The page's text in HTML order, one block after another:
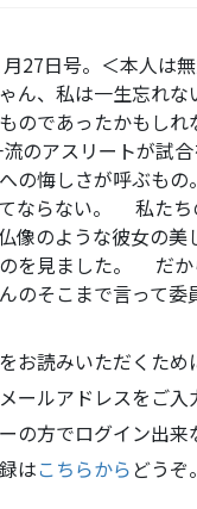
27日号。＜本人は
ん、私は一生忘れ
のであったかもし
アスリートが試合
の悔しさが呼ぶも
ならない。 私たち
像のような彼女の
を見ました。 だか
のそこまで言って
お読みいただくた
ールアドレスをご入
の方でログイン出来
はこちらから どうぞ。